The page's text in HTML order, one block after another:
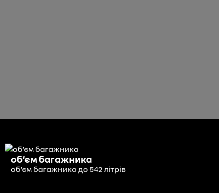
об’єм багажника
об’єм багажника до 542 літрів